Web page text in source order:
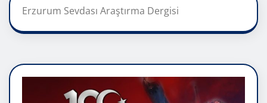
Erzurum Sevdası Araştırma Dergisi